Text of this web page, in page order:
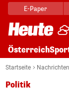
E-Paper
Österreich
Startseite Nachrichten
Politik